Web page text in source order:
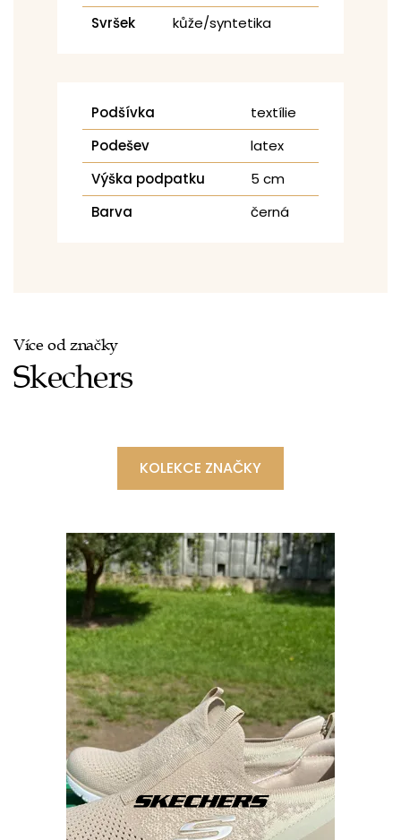
Svršek
kůže/syntetika
Podšívka
textílie
Podešev
latex
Výška podpatku
5 cm
Barva
černá
Více od značky
Skechers
KOLEKCE ZNAČKY